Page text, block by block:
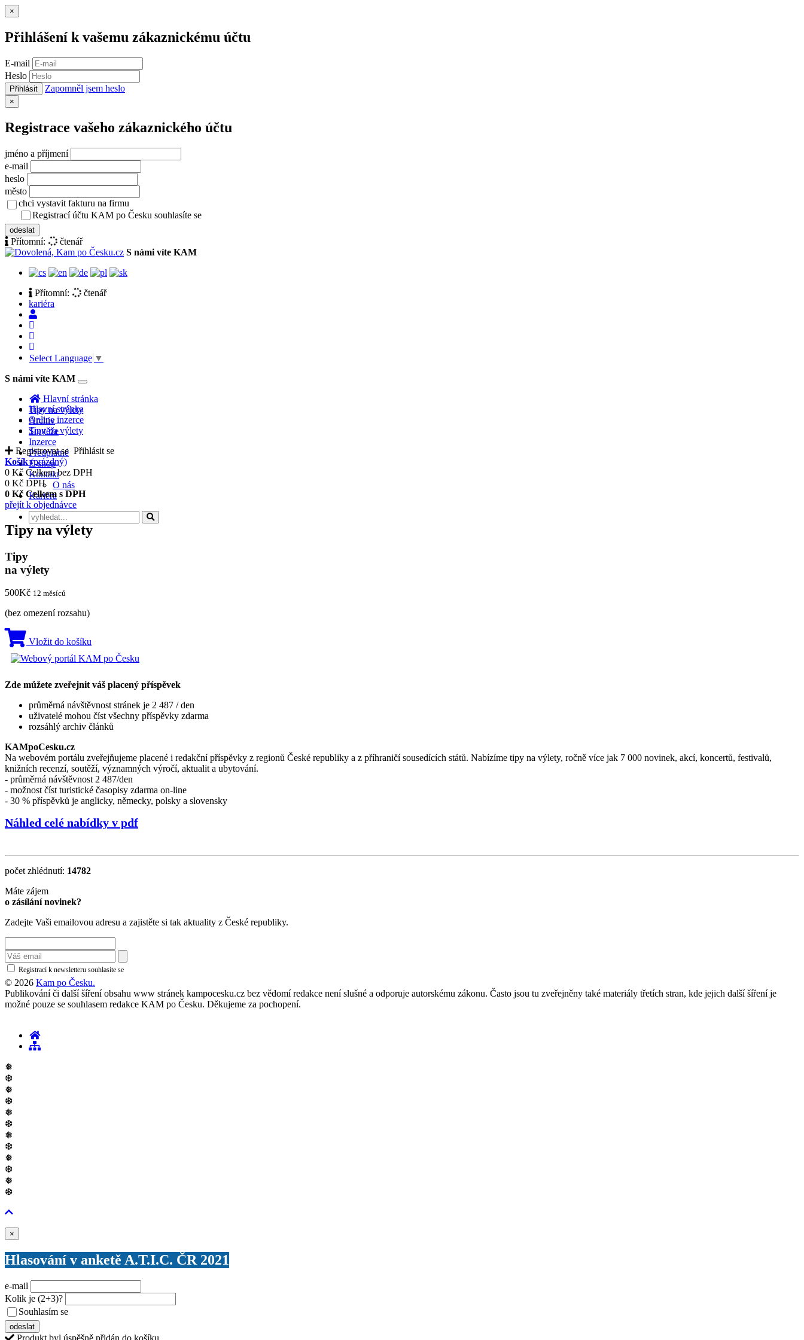
×
Přihlášení k vašemu zákaznickému účtu
E-mail
Heslo
Přihlásit Zapomněl jsem heslo
×
Registrace vašeho zákaznického účtu
jméno a příjmení
e-mail
heslo
město
chci vystavit fakturu na firmu
Registrací účtu KAM po Česku souhlasíte se
odeslat
Přítomní:
čtenář
S námi víte KAM
Přítomní:
čtenář
kariéra
Select Language ▼
S námi víte KAM
Toggle
navigation
Hlavní stránka
Tipy na výlety
Archiv
Soutěže
Inzerce
Předplatné
E-shop
Kontakt
O nás
Kariéra
Hlavní stránka
Online inzerce
Tipy na výlety
Registrovat se Přihlásit se
Košík (prázdný)
0 Kč Celkem bez DPH
0 Kč DPH
0 Kč Celkem s DPH
přejít k objednávce
Tipy na výlety
Tipy
na výlety
500Kč 12 měsíců
(bez omezení rozsahu)
Vložit do košíku
Zde můžete zveřejnit váš placený příspěvek
průměrná návštěvnost stránek je 2 487 / den
uživatelé mohou číst všechny příspěvky zdarma
rozsáhlý archiv článků
KAMpoCesku.cz
Na webovém portálu zveřejňujeme placené i redakční příspěvky z regionů České republiky a z příhraničí sousedících států. Nabízíme tipy na výlety, ročně více jak 7 000 novinek, akcí, koncertů, festivalů,
knižních recenzí, soutěží, významných výročí, aktualit a ubytování.
- průměrná návštěvnost 2 487/den
- možnost číst turistické časopisy zdarma on-line
- 30 % příspěvků je anglicky, německy, polsky a slovensky
Náhled celé nabídky v pdf
počet zhlédnutí: 14782
Máte zájem
o zásílání novinek?
Zadejte Vaši emailovou adresu a zajistěte si tak aktuality z České republiky.
Registrací k newsletteru souhlasíte se
© 2026 Kam po Česku.
Publikování či další šíření obsahu www stránek kampocesku.cz bez vědomí redakce není slušné a odporuje autorskému zákonu. Často jsou tu zveřejněny také materiály třetích stran, kde jejich další šíření je
možné pouze se souhlasem redakce KAM po Česku. Děkujeme za pochopení.
❅
❆
❅
❆
❅
❆
❅
❆
❅
❆
❅
❆
×
Hlasování v anketě A.T.I.C. ČR 2021
e-mail
Kolik je (2+3)?
Souhlasím se
odeslat